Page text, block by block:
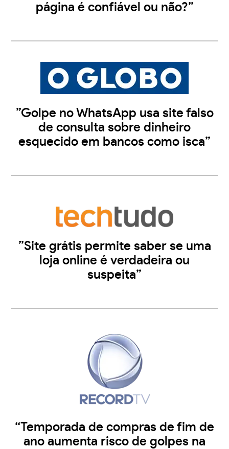
página é confiável ou não?”
”Golpe no WhatsApp usa site falso
de consulta sobre dinheiro
esquecido em bancos como isca”
”Site grátis permite saber se uma
loja online é verdadeira ou
suspeita”
“Temporada de compras de fim de
ano aumenta risco de golpes na